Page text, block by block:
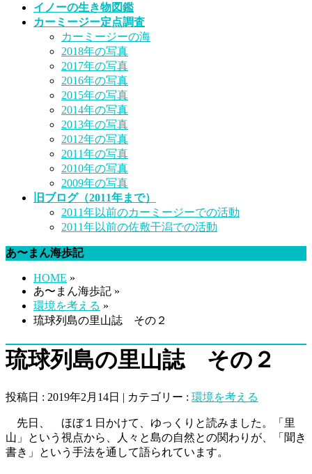
イノーの生き物図鑑
カーミージー定点調査
カーミージーの海
2018年の写真
2017年の写真
2016年の写真
2015年の写真
2014年の写真
2013年の写真
2012年の写真
2011年の写真
2010年の写真
2009年の写真
旧ブログ（2011年まで）
2011年以前のカーミージーでの活動
2011年以前の佐敷干潟での活動
あ〜まん海歩記
HOME »
あ〜まん海歩記 »
環境を考える »
琉球列島の里山誌 その２
琉球列島の里山誌 その２
投稿日 : 2019年2月14日 | カテゴリー : 環境を考える
先日、 ほぼ１日かけて、ゆっくりと読みました。「里
山」という視点から、人々と島の自然との関わりが、「聞き
書き」という手法を通して語られています。